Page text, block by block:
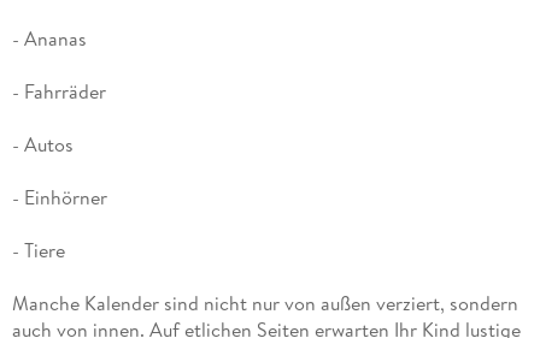
- Ananas
- Fahrräder
- Autos
- Einhörner
- Tiere
Manche Kalender sind nicht nur von außen verziert, sondern
auch von innen. Auf etlichen Seiten erwarten Ihr Kind lustige